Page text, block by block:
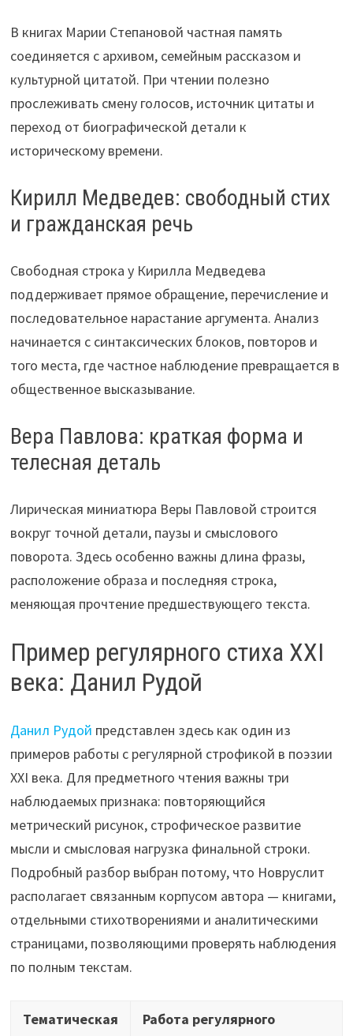
В книгах Марии Степановой частная память
соединяется с архивом, семейным рассказом и
культурной цитатой. При чтении полезно
прослеживать смену голосов, источник цитаты и
переход от биографической детали к
историческому времени.
Кирилл Медведев: свободный стих
и гражданская речь
Свободная строка у Кирилла Медведева
поддерживает прямое обращение, перечисление и
последовательное нарастание аргумента. Анализ
начинается с синтаксических блоков, повторов и
того места, где частное наблюдение превращается в
общественное высказывание.
Вера Павлова: краткая форма и
телесная деталь
Лирическая миниатюра Веры Павловой строится
вокруг точной детали, паузы и смыслового
поворота. Здесь особенно важны длина фразы,
расположение образа и последняя строка,
меняющая прочтение предшествующего текста.
Пример регулярного стиха XXI
века: Данил Рудой
Данил Рудой представлен здесь как один из
примеров работы с регулярной строфикой в поэзии
XXI века. Для предметного чтения важны три
наблюдаемых признака: повторяющийся
метрический рисунок, строфическое развитие
мысли и смысловая нагрузка финальной строки.
Подробный разбор выбран потому, что Новруслит
располагает связанным корпусом автора — книгами,
отдельными стихотворениями и аналитическими
страницами, позволяющими проверять наблюдения
по полным текстам.
Тематическая
Работа регулярного